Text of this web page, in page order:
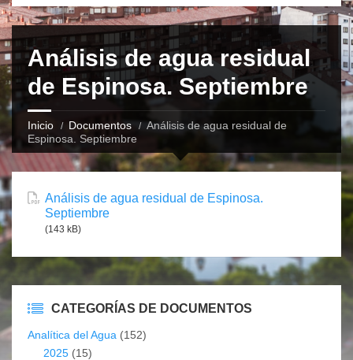
Análisis de agua residual
de Espinosa. Septiembre
Inicio Documentos
Análisis de agua residual de
Espinosa. Septiembre
Análisis de agua residual de Espinosa.
Septiembre
(143 kB)
CATEGORÍAS DE DOCUMENTOS
Analítica del Agua (152)
2025 (15)